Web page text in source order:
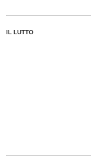
IL LUTTO